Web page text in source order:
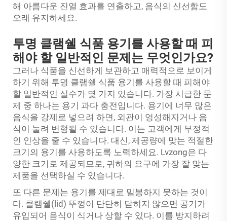
해 아름다운 진열 효과를 연출하고, 음식의 신선함도
오래 유지하세요.
투명 클램쉘 식품 용기를 사용할 때 피
해야 할 일반적인 문제는 무엇인가요?
그러나 식품을 신선하게 보관하고 매력적으로 보이게
하기 위해 투명 클램쉘 식품 용기를 사용할 때 피해야
할 일반적인 실수가 몇 가지 있습니다. 가장 시급한 문
제 중 하나는 용기 과다 충전입니다. 용기에 너무 많은
음식을 강제로 넣으려 하면, 외관이 엉성해지거나 음
식이 눌려 변형될 수 있습니다. 이는 고객에게 부정적
인 인상을 줄 수 있습니다. 대신, 제공량에 맞는 적절한
크기의 용기를 사용하도록 노력하세요. Lvzong은 다
양한 크기로 제공되므로, 귀하의 요구에 가장 잘 맞는
제품을 선택하실 수 있습니다.
또 다른 문제는 용기를 제대로 밀봉하지 못하는 것이
다. 클램쉘(lid) 뚜껑이 단단히 닫히지 않으면 공기가
유입되어 음식이 식거나 상할 수 있다. 이를 방지하려